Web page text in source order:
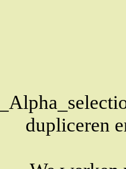
dupliceren